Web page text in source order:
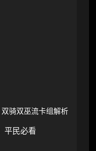
骑双巫流卡组解析